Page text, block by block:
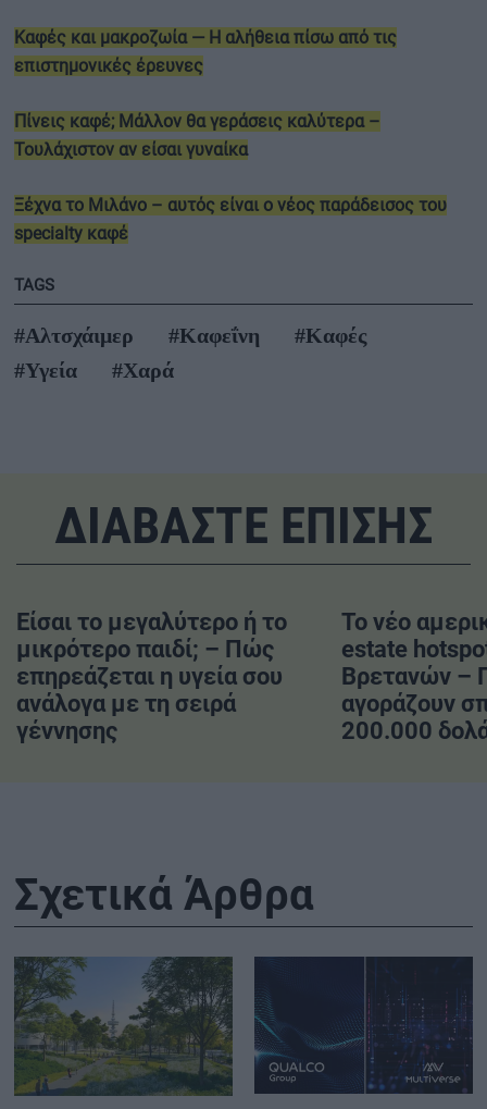
Καφές και μακροζωία — Η αλήθεια πίσω από τις
επιστημονικές έρευνες
Πίνεις καφέ; Μάλλον θα γεράσεις καλύτερα –
Τουλάχιστον αν είσαι γυναίκα
Ξέχνα το Μιλάνο – αυτός είναι ο νέος παράδεισος του
specialty καφέ
TAGS
#Αλτσχάιμερ #Καφεΐνη
#Καφές
#Υγεία
#Χαρά
ΔΙΑΒΑΣΤΕ ΕΠΙΣΗΣ
Είσαι το μεγαλύτερο ή το
μικρότερο παιδί; – Πώς
επηρεάζεται η υγεία σου
ανάλογα με τη σειρά
γέννησης
Το νέο
estate
Βρετανών –
αγοράζουν
200.000
Σχετικά Άρθρα